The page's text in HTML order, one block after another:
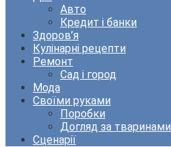
Авто
Кредит і банки
Здоров’я
Кулінарні рецепти
Ремонт
Сад і город
Мода
Своїми руками
Поробки
Догляд за тваринами
Сценарії